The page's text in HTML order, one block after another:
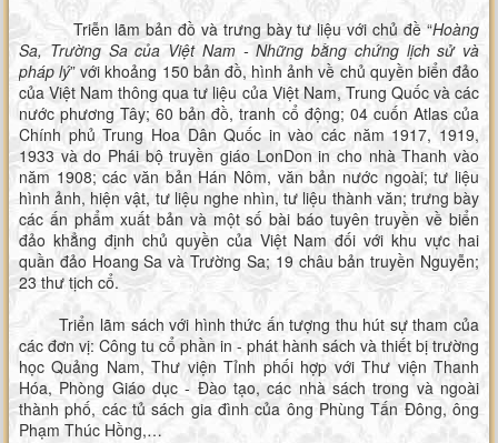
Triễn lãm bản đồ và trưng bày tư liệu với chủ đề “Hoàng
Sa, Trường Sa của Việt Nam - Những bằng chứng lịch sử và
pháp lý” với khoảng 150 bản đồ, hình ảnh về chủ quyền biển đảo
của Việt Nam thông qua tư liệu của Việt Nam, Trung Quốc và các
nước phương Tây; 60 bản đồ, tranh cổ động; 04 cuốn Atlas của
Chính phủ Trung Hoa Dân Quốc in vào các năm 1917, 1919,
1933 và do Phái bộ truyền giáo LonDon in cho nhà Thanh vào
năm 1908; các văn bản Hán Nôm, văn bản nước ngoài; tư liệu
hình ảnh, hiện vật, tư liệu nghe nhìn, tư liệu thành văn; trưng bày
các ấn phẩm xuất bản và một số bài báo tuyên truyền về biển
đảo khẳng định chủ quyền của Việt Nam đối với khu vực hai
quần đảo Hoang Sa và Trường Sa; 19 châu bản truyền Nguyễn;
23 thư tịch cổ.
Triển lãm sách với hình thức ấn tượng thu hút sự tham của
các đơn vị: Công tu cổ phần in - phát hành sách và thiết bị trường
học Quảng Nam, Thư viện Tỉnh phối hợp với Thư viện Thanh
Hóa, Phòng Giáo dục - Đào tạo, các nhà sách trong và ngoài
thành phố, các tủ sách gia đình của ông Phùng Tấn Đông, ông
Phạm Thúc Hồng,…